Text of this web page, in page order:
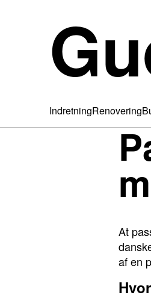
IndretningRenovering
At
af en